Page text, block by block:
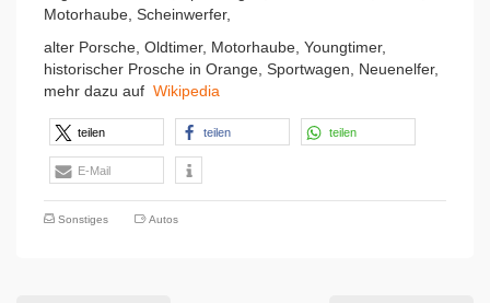
Motorhaube, Scheinwerfer,
alter Porsche, Oldtimer, Motorhaube, Youngtimer,
historischer Prosche in Orange, Sportwagen, Neuenelfer,
mehr dazu auf Wikipedia
teilen teilen teilen
E-Mail
Sonstiges Autos